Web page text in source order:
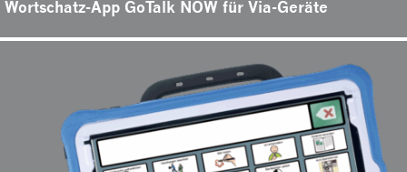
Wortschatz-App GoTalk NOW für Via-Geräte